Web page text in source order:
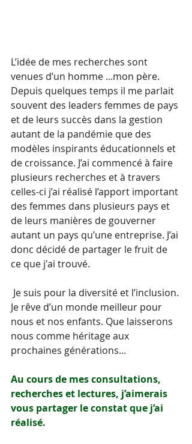
L’idée de mes recherches sont
venues d’un homme ...mon père.
Depuis quelques temps il me parlait
souvent des leaders femmes de pays
et de leurs succès dans la gestion
autant de la pandémie que des
modèles inspirants éducationnels et
de croissance. J’ai commencé à faire
plusieurs recherches et à travers
celles-ci j’ai réalisé l’apport important
des femmes dans plusieurs pays et
de leurs manières de gouverner
autant un pays qu’une entreprise. J’ai
donc décidé de partager le fruit de
ce que j'ai trouvé.
Je rêve d’un monde meilleur pour
nous et nos enfants. Que laisserons
nous comme héritage aux
prochaines générations...
Au cours de mes consultations,
recherches et lectures, j’aimerais
vous partager le constat que j’ai
réalisé.